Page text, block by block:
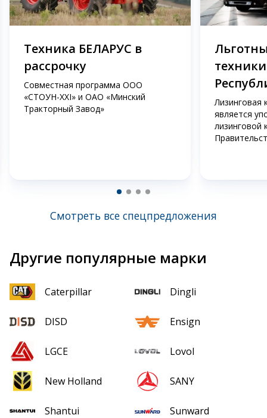
Техника БЕЛАРУС в
рассрочку
Совместная программа ООО
«СТОУН-XXI» и ОАО «Минский
Тракторный Завод»
Лизинговая
является
лизинговой
Смотреть все спецпредложения
Другие популярные марки
Caterpillar Dingli
DISD Ensign
LGCE Lovol
New Holland SANY
Shantui Sunward